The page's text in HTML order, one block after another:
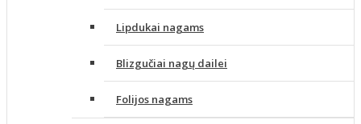
Lipdukai nagams
Blizgučiai nagų dailei
Folijos nagams